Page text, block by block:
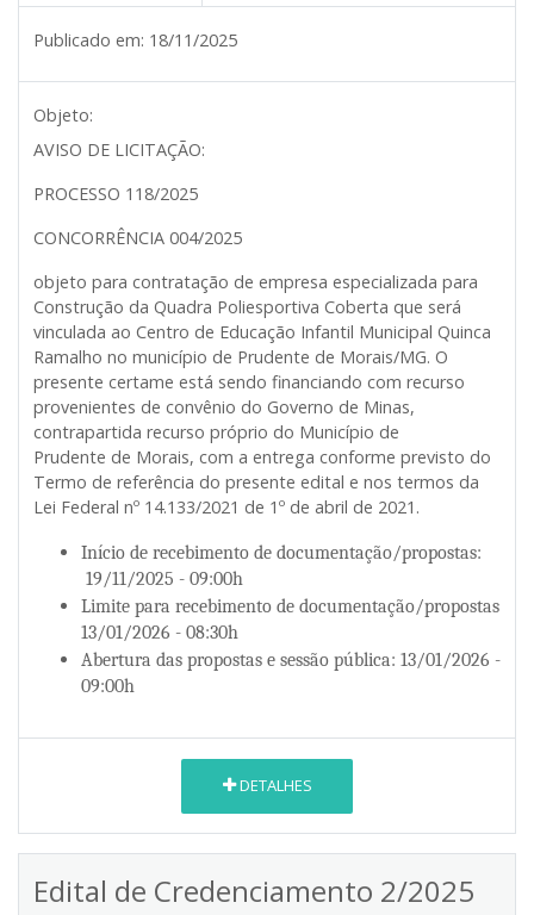
Publicado em: 18/11/2025
Objeto:
AVISO DE LICITAÇÃO:
PROCESSO 118/2025
CONCORRÊNCIA 004/2025
objeto para contratação de empresa especializada para
Construção da Quadra Poliesportiva Coberta que será
vinculada ao Centro de Educação Infantil Municipal Quinca
Ramalho ​​no município de Prudente de Morais/MG. O
presente certame está sendo financiando com recurso
provenientes de convênio do Governo de Minas,
contrapartida recurso próprio do Município de
Prudente de Morais, com a entrega conforme previsto do
Termo de referência do presente edital e nos termos da
Lei Federal nº 14.133/2021 de 1º de abril de 2021.
Início de recebimento de documentação/propostas:
19/11/2025 - 09:00h
Limite para recebimento de documentação/propostas
13/01/2026 - 08:30h
Abertura das propostas e sessão pública: 13/01/2026 -
09:00h
DETALHES
Edital de Credenciamento 2/2025